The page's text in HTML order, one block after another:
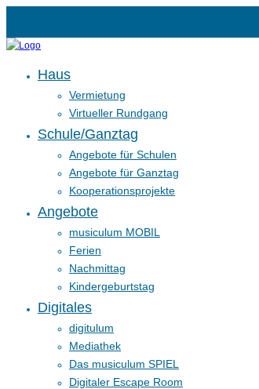
Haus
Vermietung
Virtueller Rundgang
Schule/Ganztag
Angebote für Schulen
Angebote für Ganztag
Kooperationsprojekte
Angebote
musiculum MOBIL
Ferien
Nachmittag
Kindergeburtstag
Digitales
digitulum
Mediathek
Das musiculum SPIEL
Digitaler Escape Room